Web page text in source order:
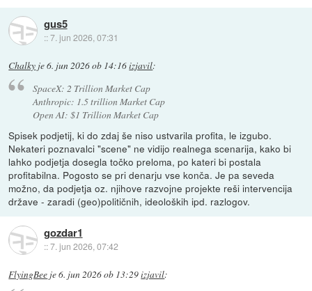
gus5
::7. jun 2026, 07:31
Chalky je6. jun 2026 ob 14:16izjavil:
SpaceX: 2 Trillion Market Cap
Anthropic: 1.5 trillion Market Cap
Open AI: $1 Trillion Market Cap
Spisek podjetij, ki do zdaj še niso ustvarila profita, le izgubo.
Nekateri poznavalci "scene" ne vidijo realnega scenarija, kako bi
lahko podjetja dosegla točko preloma, po kateri bi postala
profitabilna. Pogosto se pri denarju vse konča. Je pa seveda
možno, da podjetja oz. njihove razvojne projekte reši intervencija
države - zaradi (geo)političnih, ideoloških ipd. razlogov.
gozdar1
::7. jun 2026, 07:42
FlyingBee je6. jun 2026 ob 13:29izjavil: